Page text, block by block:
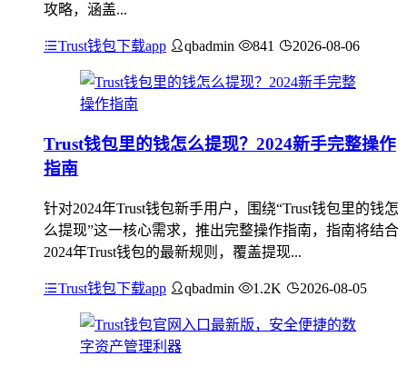
攻略，涵盖...
Trust钱包下载app qbadmin 841 2026-08-06
Trust钱包里的钱怎么提现？2024新手完整操作
指南
针对2024年Trust钱包新手用户，围绕“Trust钱包里的钱怎
么提现”这一核心需求，推出完整操作指南，指南将结合
2024年Trust钱包的最新规则，覆盖提现...
Trust钱包下载app qbadmin 1.2K 2026-08-05